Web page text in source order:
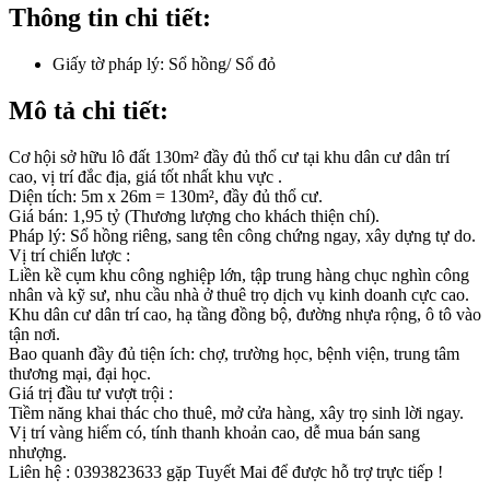
Thông tin chi tiết:
Giấy tờ pháp lý: Sổ hồng/ Sổ đỏ
Mô tả chi tiết:
Cơ hội sở hữu lô đất 130m² đầy đủ thổ cư tại khu dân cư dân trí
cao, vị trí đắc địa, giá tốt nhất khu vực .
Diện tích: 5m x 26m = 130m², đầy đủ thổ cư.
Giá bán: 1,95 tỷ (Thương lượng cho khách thiện chí).
Pháp lý: Sổ hồng riêng, sang tên công chứng ngay, xây dựng tự do.
Vị trí chiến lược :
Liền kề cụm khu công nghiệp lớn, tập trung hàng chục nghìn công
nhân và kỹ sư, nhu cầu nhà ở thuê trọ dịch vụ kinh doanh cực cao.
Khu dân cư dân trí cao, hạ tầng đồng bộ, đường nhựa rộng, ô tô vào
tận nơi.
Bao quanh đầy đủ tiện ích: chợ, trường học, bệnh viện, trung tâm
thương mại, đại học.
Giá trị đầu tư vượt trội :
Tiềm năng khai thác cho thuê, mở cửa hàng, xây trọ sinh lời ngay.
Vị trí vàng hiếm có, tính thanh khoản cao, dễ mua bán sang
nhượng.
Liên hệ : 0393823633 gặp Tuyết Mai để được hỗ trợ trực tiếp !